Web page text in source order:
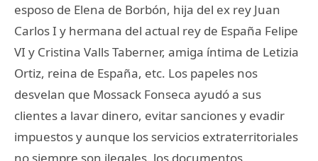
esposo de Elena de Borbón, hija del ex rey Juan
Carlos I y hermana del actual rey de España Felipe
VI y Cristina Valls Taberner, amiga íntima de Letizia
Ortiz, reina de España, etc. Los papeles nos
desvelan que Mossack Fonseca ayudó a sus
clientes a lavar dinero, evitar sanciones y evadir
impuestos y aunque los servicios extraterritoriales
no siempre son ilegales, los documentos